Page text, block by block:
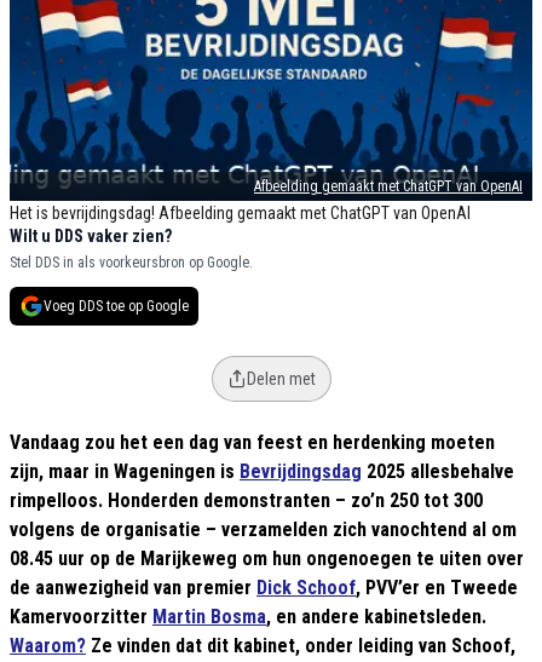
Afbeelding gemaakt met ChatGPT van OpenAI
Het is bevrijdingsdag! Afbeelding gemaakt met ChatGPT van OpenAI
Wilt u DDS vaker zien?
Stel DDS in als voorkeursbron op Google.
Voeg DDS toe op Google
Delen met
Vandaag zou het een dag van feest en herdenking moeten
zijn, maar in Wageningen is Bevrijdingsdag 2025 allesbehalve
rimpelloos. Honderden demonstranten – zo’n 250 tot 300
volgens de organisatie – verzamelden zich vanochtend al om
08.45 uur op de Marijkeweg om hun ongenoegen te uiten over
de aanwezigheid van premier Dick Schoof, PVV’er en Tweede
Kamervoorzitter Martin Bosma, en andere kabinetsleden.
Waarom? Ze vinden dat dit kabinet, onder leiding van Schoof,